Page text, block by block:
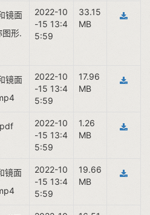
镜面
图形.
2022-10
-15 13:4
5:59
33.15
MB
镜面
2022-10
-15 13:4
5:59
17.96
MB
2022-10
-15 13:4
5:59
1.26
MB
镜面
2022-10
-15 13:4
5:59
19.66
MB